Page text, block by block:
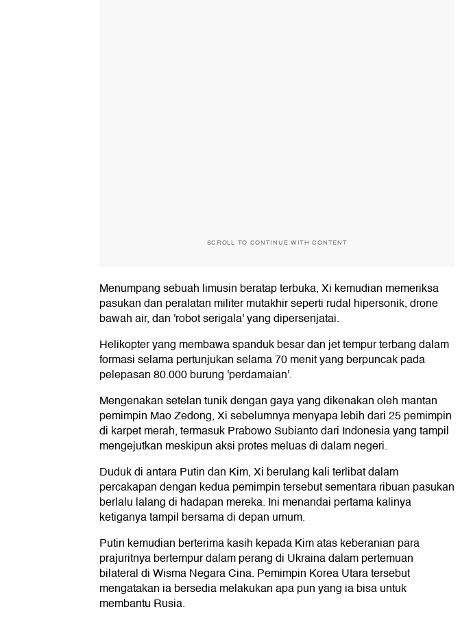
SCROLL TO CONTINUE WITH CONTENT
Menumpang sebuah limusin beratap terbuka, Xi kemudian memeriksa
pasukan dan peralatan militer mutakhir seperti rudal hipersonik, drone
bawah air, dan 'robot serigala' yang dipersenjatai.
Helikopter yang membawa spanduk besar dan jet tempur terbang dalam
formasi selama pertunjukan selama 70 menit yang berpuncak pada
pelepasan 80.000 burung 'perdamaian'.
Mengenakan setelan tunik dengan gaya yang dikenakan oleh mantan
pemimpin Mao Zedong, Xi sebelumnya menyapa lebih dari 25 pemimpin
di karpet merah, termasuk Prabowo Subianto dari Indonesia yang tampil
mengejutkan meskipun aksi protes meluas di dalam negeri.
Duduk di antara Putin dan Kim, Xi berulang kali terlibat dalam
percakapan dengan kedua pemimpin tersebut sementara ribuan pasukan
berlalu lalang di hadapan mereka. Ini menandai pertama kalinya
ketiganya tampil bersama di depan umum.
Putin kemudian berterima kasih kepada Kim atas keberanian para
prajuritnya bertempur dalam perang di Ukraina dalam pertemuan
bilateral di Wisma Negara Cina. Pemimpin Korea Utara tersebut
mengatakan ia bersedia melakukan apa pun yang ia bisa untuk
membantu Rusia.